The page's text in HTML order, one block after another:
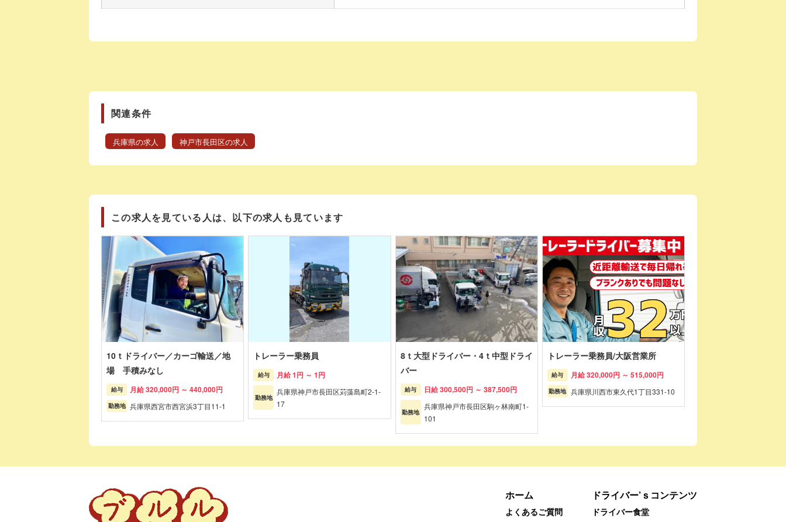
関連条件
兵庫県の求人 神戸市長田区の求人
この求人を見ている人は、以下の求人も見ています
10ｔドライバー／カーゴ輸送／地
場 手積みなし
給与 月給 320,000円 ～ 440,000円
勤務地 兵庫県西宮市西宮浜3丁目11-1
トレーラー乗務員
給与 月給 1円 ～ 1円
勤務地
兵庫県神戸市長田区苅藻島町2-1-
17
8ｔ大型ドライバー・4ｔ中型ドライ
バー
給与 日給 300,500円 ～ 387,500円
勤務地
兵庫県神戸市長田区駒ヶ林南町1-
101
トレーラー乗務員/大阪営業所
給与 月給 320,000円 ～ 515,000円
勤務地 兵庫県川西市東久代1丁目331-10
ホーム
よくあるご質問
ドライバー’ｓコンテンツ
ドライバー食堂